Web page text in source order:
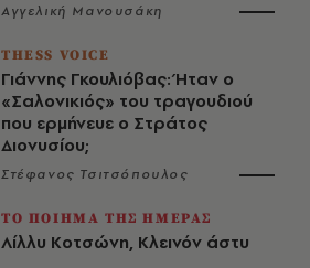
Αγγελική Μανουσάκη
THESS VOICE
Γιάννης Γκουλιόβας: Ήταν ο
«Σαλονικιός» του τραγουδιού
που ερμήνευε ο Στράτος
Διονυσίου;
Στέφανος Τσιτσόπουλος
ΤΟ ΠΟΙΗΜΑ ΤΗΣ ΗΜΕΡΑΣ
Λίλλυ Κοτσώνη, Κλεινόν άστυ